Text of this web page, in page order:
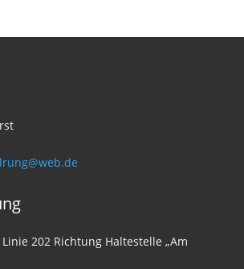
202 Richtung Haltestelle „Am